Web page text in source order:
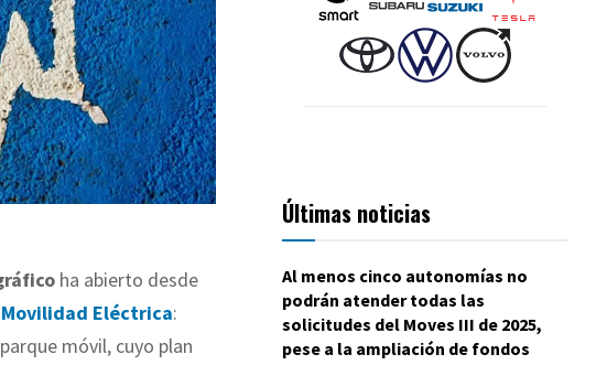
ha abierto desde
Eléctrica:
móvil, cuyo plan
Últimas noticias
Al menos cinco autonomías no
podrán atender todas las
solicitudes del Moves III de 2025,
pese a la ampliación de fondos